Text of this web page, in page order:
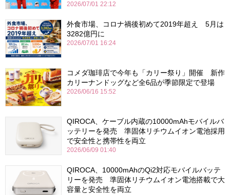
2026/07/01 22:12
外食市場、コロナ禍後初めて2019年超え 5月は
3282億円に
2026/07/01 16:24
コメダ珈琲店で今年も「カリー祭り」開催 新作
カリーナンドッグなど全6品が季節限定で登場
2026/06/16 15:52
QIROCA、ケーブル内蔵の10000mAhモバイルバ
ッテリーを発売 準固体リチウムイオン電池採用
で安全性と携帯性を両立
2026/06/09 01:40
QIROCA、10000mAhのQi2対応モバイルバッテ
リーを発売 準固体リチウムイオン電池搭載で大
容量と安全性を両立